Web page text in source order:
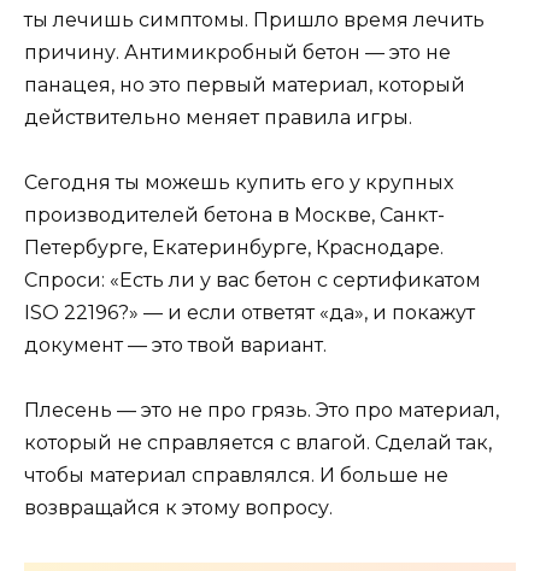
ты лечишь симптомы. Пришло время лечить
причину. Антимикробный бетон — это не
панацея, но это первый материал, который
действительно меняет правила игры.
Сегодня ты можешь купить его у крупных
производителей бетона в Москве, Санкт-
Петербурге, Екатеринбурге, Краснодаре.
Спроси: «Есть ли у вас бетон с сертификатом
ISO 22196?» — и если ответят «да», и покажут
документ — это твой вариант.
Плесень — это не про грязь. Это про материал,
который не справляется с влагой. Сделай так,
чтобы материал справлялся. И больше не
возвращайся к этому вопросу.